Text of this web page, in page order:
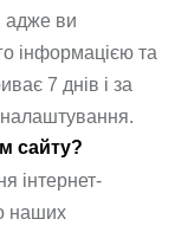
адже ви
інформацією та
7 днів і за
сайту?
інтернет-
наших